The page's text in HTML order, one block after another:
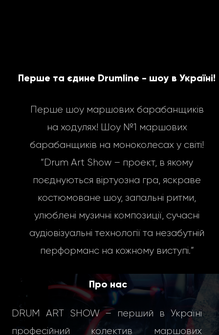
Перше та єдине Drumline - шоу в Україні!
Перше шоу маршових барабанщиків
на ходулях! Шоу №1 маршових
барабанщиків на моноколесах у світі!
“Drum Art Show – проект, в якому
поєднуються віртуозна гра, яскраве
костюмоване шоу, запальні ритми,
улюблені музичні композиції, сучасні
аудіовізуальні технології та незабутній
перформанс на кожному виступі.”
Про нас
DRUM ART SHOW – перший в Україні
професійний колектив маршових